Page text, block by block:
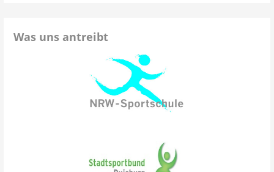
Was uns antreibt